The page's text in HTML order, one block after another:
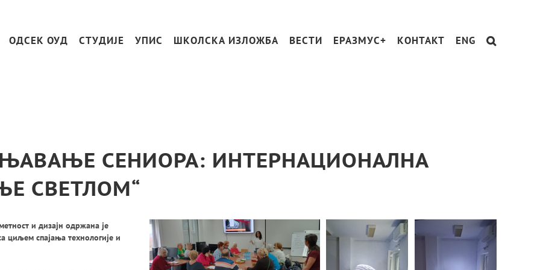
ОДСЕК ОУД СТУДИЈЕ УПИС ШКОЛСКА ИЗЛОЖБА ВЕСТИ ЕРАЗМУС+ КОНТАКТ ENG
СЕНИОРА: ИНТЕРНАЦИОНАЛНА
СВЕТЛОМ“
и дизајн одржана је
циљем спајања технологије и